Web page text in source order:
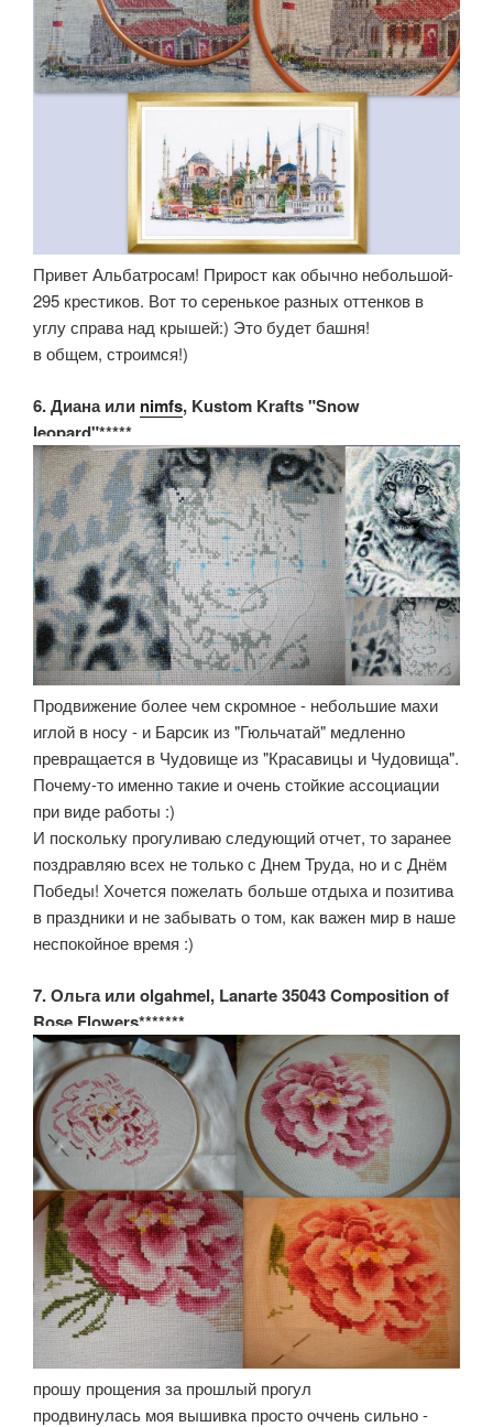
Привет Альбатросам! Прирост как обычно небольшой-
295 крестиков. Вот то серенькое разных оттенков в
углу справа над крышей:) Это будет башня!
в общем, строимся!)
6. Диана или nimfs, Kustom Krafts "Snow
leopard"*****
Продвижение более чем скромное - небольшие махи
иглой в носу - и Барсик из "Гюльчатай" медленно
превращается в Чудовище из "Красавицы и Чудовища".
Почему-то именно такие и очень стойкие ассоциации
при виде работы :)
И поскольку прогуливаю следующий отчет, то заранее
поздравляю всех не только с Днем Труда, но и с Днём
Победы! Хочется пожелать больше отдыха и позитива
в праздники и не забывать о том, как важен мир в наше
неспокойное время :)
7. Ольга или olgahmel, Lanarte 35043 Composition of
Rose Flowers*******
прошу прощения за прошлый прогул
продвинулась моя вышивка просто оччень сильно -